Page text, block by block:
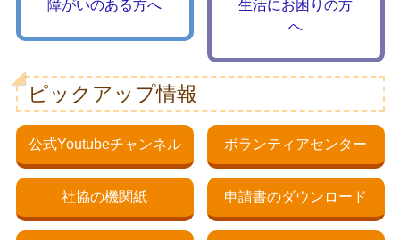
障がいのある方へ
生活にお困りの方
へ
ピックアップ情報
公式Youtubeチャンネル ボランティアセンター
社協の機関紙 申請書のダウンロード